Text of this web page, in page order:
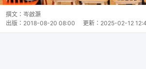
撰文： 岑啟灝
出版： 2018-08-20 08:00 更新： 2025-02-12